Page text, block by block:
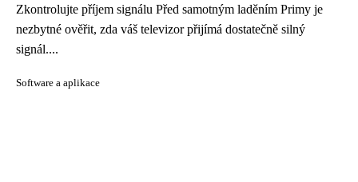
Zkontrolujte příjem signálu Před samotným laděním Primy je
nezbytné ověřit, zda váš televizor přijímá dostatečně silný
signál....
Software a aplikace